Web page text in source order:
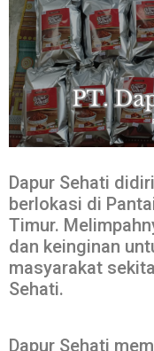
Dapur Sehati
berlokasi di
Timur.
dan keinginan
masyarakat
Sehati.
Dapur Sehati